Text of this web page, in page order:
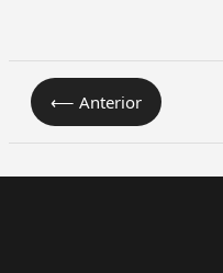
⟵ Anterior